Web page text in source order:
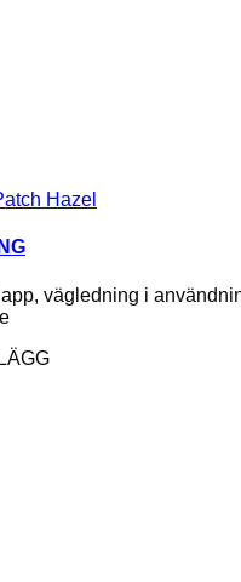
vägledning i